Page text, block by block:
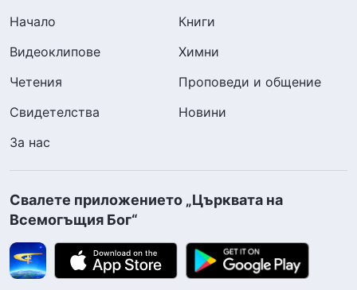
Начало
Книги
Видеоклипове
Химни
Четения
Проповеди и общение
Свидетелства
Новини
За нас
Свалете приложението „Църквата на
Всемогъщия Бог“